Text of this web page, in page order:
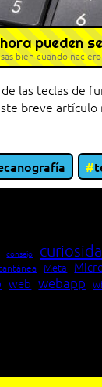
pueden
bien-cuando-
las teclas de
breve
consejo
Meta
web webapp